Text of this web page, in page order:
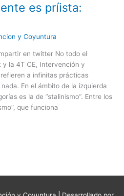
es príista:
y Coyuntura
en twitter No todo el
la 4T CE, Intervención y
a infinitas prácticas
En el ámbito de la izquierda
es la de “stalinismo”. Entre los
que funciona